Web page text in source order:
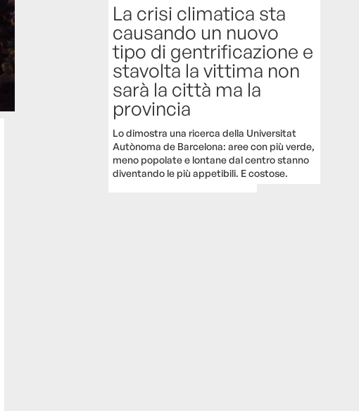
La crisi climatica sta
causando un nuovo
tipo di gentrificazione e
stavolta la vittima non
sarà la città ma la
provincia
Lo dimostra una ricerca della Universitat
Autònoma de Barcelona: aree con più verde,
meno popolate e lontane dal centro stanno
diventando le più appetibili. E costose.